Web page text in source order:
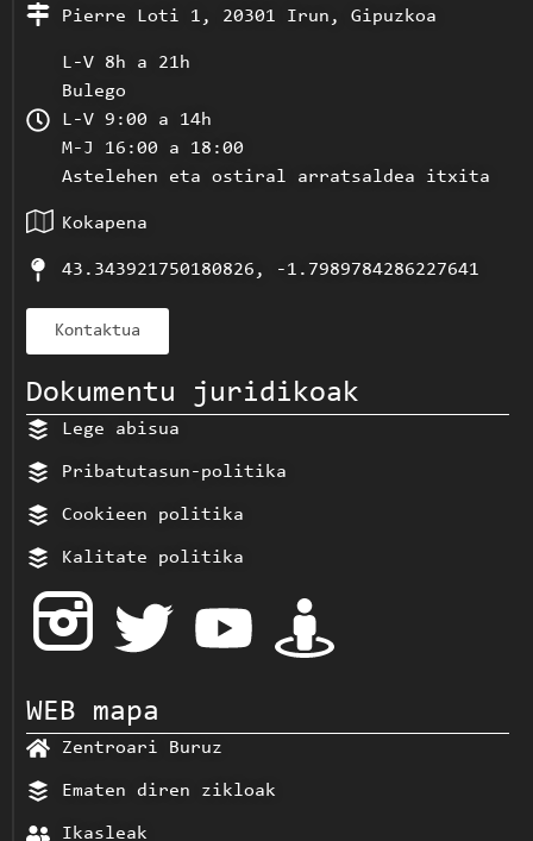
Pierre Loti 1, 20301 Irun, Gipuzkoa
L-V 8h a 21h
Bulego
L-V 9:00 a 14h
M-J 16:00 a 18:00
Astelehen eta ostiral arratsaldea itxita
Kokapena
43.343921750180826, -1.7989784286227641
Kontaktua
Dokumentu juridikoak
Lege abisua
Pribatutasun-politika
Cookieen politika
Kalitate politika
WEB mapa
Zentroari Buruz
Ematen diren zikloak
Ikasleak